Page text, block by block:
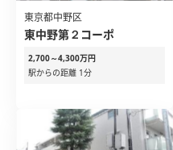
東京都中野区
東中野第２コーポ
2,700～4,300万円
駅からの距離 1分